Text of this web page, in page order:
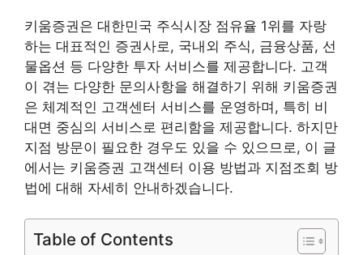
키움증권은 대한민국 주식시장 점유율 1위를 자랑
하는 대표적인 증권사로, 국내외 주식, 금융상품, 선
물옵션 등 다양한 투자 서비스를 제공합니다. 고객
이 겪는 다양한 문의사항을 해결하기 위해 키움증권
은 체계적인 고객센터 서비스를 운영하며, 특히 비
대면 중심의 서비스로 편리함을 제공합니다. 하지만
지점 방문이 필요한 경우도 있을 수 있으므로, 이 글
에서는 키움증권 고객센터 이용 방법과 지점조회 방
법에 대해 자세히 안내하겠습니다.
Table of Contents